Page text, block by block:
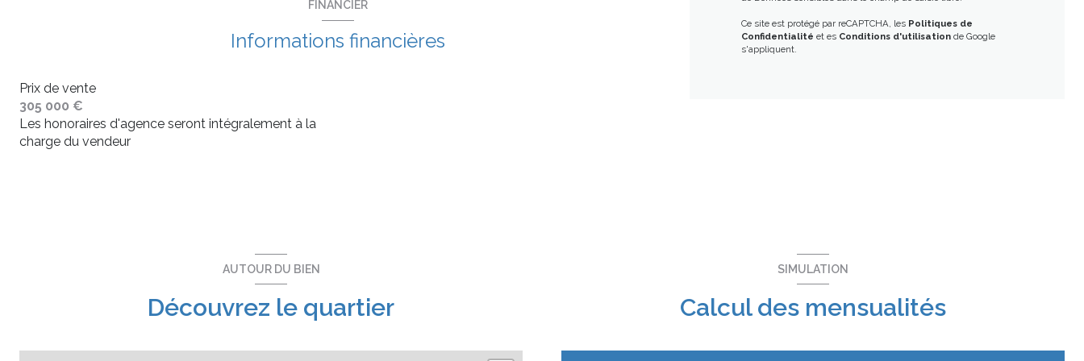
FINANCIER
Informations financières
Prix de vente
305 000 €
Les honoraires d'agence seront intégralement à la
charge du vendeur
Ce site est protégé par reCAPTCHA, les Politiques de
Confidentialité et es Conditions d'utilisationde Google
s'appliquent.
AUTOUR DU BIEN
Découvrez le quartier
SIMULATION
Calcul des mensualités